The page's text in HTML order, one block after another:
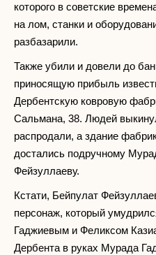
которого в советские
на лом, станки и
разбазарили.
Также убили и довели до
приносящую прибыль
Дербентскую ковровую
Сальмана, 38. Людей
распродали, а здание
достались подручному
Фейзуллаеву.
Кстати, Бейпулат
персонаж, который
Гаджиевым и Феликсом
Дербента в руках Мурада